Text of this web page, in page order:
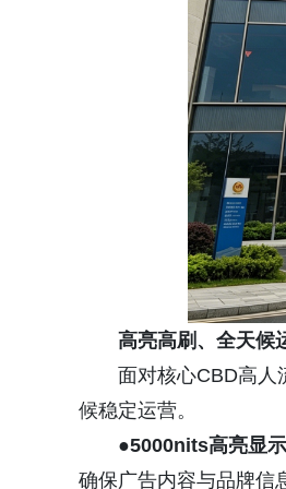
高亮高刷、全天候
面对核心CBD高人
候稳定运营。
●5000nits高亮显示
确保广告内容与品牌信